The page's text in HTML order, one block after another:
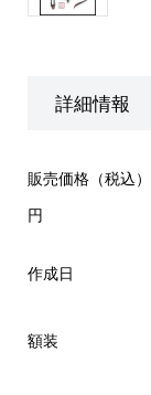
詳細情報
販売価格（税込）
円
作成日
額装